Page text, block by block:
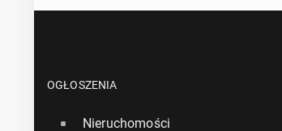
OGŁOSZENIA
Nieruchomości